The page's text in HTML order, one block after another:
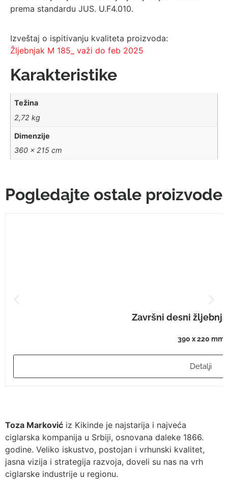
prema standardu JUS. U.F4.010.
Izveštaj o ispitivanju kvaliteta proizvoda:
Žljebnjak M 185_ važi do feb 2025
Karakteristike
Težina
2,72 kg
Dimenzije
360 × 215 cm
Pogledajte ostale proizvode
Završni desni
390 x 220 mm
Detalji
Toza Marković iz Kikinde je najstarija i najveća
ciglarska kompanija u Srbiji, osnovana daleke 1866.
godine. Veliko iskustvo, postojan i vrhunski kvalitet,
jasna vizija i strategija razvoja, doveli su nas na vrh
ciglarske industrije u regionu.